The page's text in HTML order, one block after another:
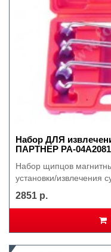
Набор ДЛЯ
ПАРТНЕР PA-04A2081
Набор щипцов
установки/извлечения
2851 р.